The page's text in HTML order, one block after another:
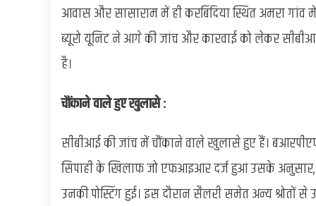
आवास और सासाराम में ही करबिंदिया स्थित अमरा
ब्यूरो यूनिट ने आगे की जांच और कारवाई को लेकर
है।
चौंकाने वाले हुए खुलासे :
सीबीआई की जांच में चौंकाने वाले खुलासे हुए हैं।
सिपाही के खिलाफ जो एफआइआर दर्ज हुआ उसके अनुसार,
उनकी पोस्टिंग हुई। इस दौरान सैलरी समेत अन्य